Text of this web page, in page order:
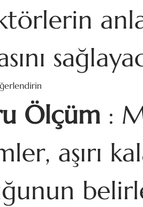
Ölçüm :
aşırı